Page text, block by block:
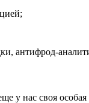
антифрод-
у нас своя